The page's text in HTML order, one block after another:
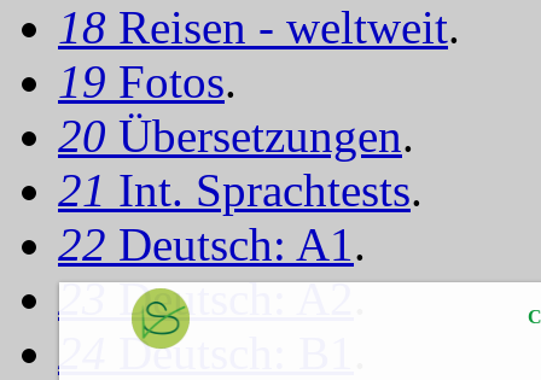
18 Reisen - weltweit.
19 Fotos.
20 Übersetzungen.
21 Int. Sprachtests.
22 Deutsch: A1.
23Deutsch: A2.
24
Deutsch: B1